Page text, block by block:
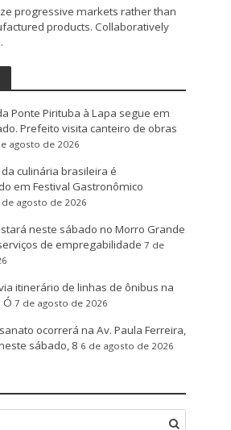
progressive markets rather than
products. Collaboratively
Ponte Pirituba à Lapa segue em
Prefeito visita canteiro de obras
agosto de 2026
culinária brasileira é
em Festival Gastronômico
de agosto de 2026
neste sábado no Morro Grande
de empregabilidade 7 de
itinerário de linhas de ônibus na
Ó 7 de agosto de 2026
ocorrerá na Av. Paula Ferreira,
sábado, 8 6 de agosto de 2026